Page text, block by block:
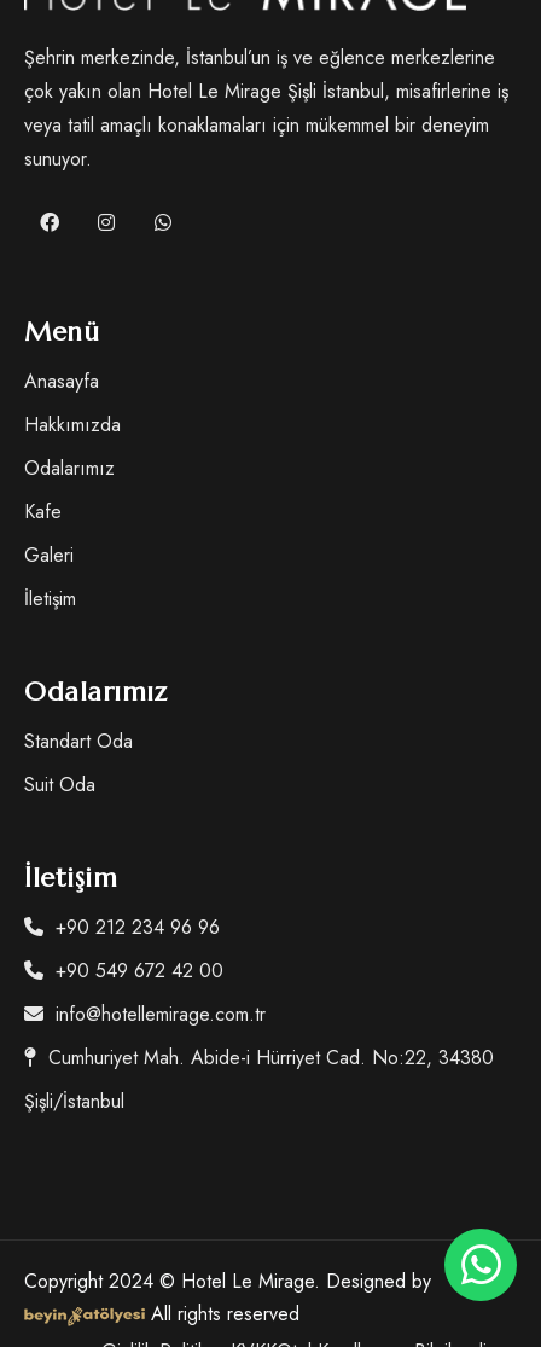
Şehrin merkezinde, İstanbul’un iş ve eğlence merkezlerine
çok yakın olan Hotel Le Mirage Şişli İstanbul, misafirlerine iş
veya tatil amaçlı konaklamaları için mükemmel bir deneyim
sunuyor.
Menü
Anasayfa
Hakkımızda
Odalarımız
Kafe
Galeri
İletişim
Odalarımız
Standart Oda
Suit Oda
İletişim
+90 212 234 96 96
+90 549 672 42 00
info@hotellemirage.com.tr
Cumhuriyet Mah. Abide-i Hürriyet Cad. No:22, 34380
Şişli/İstanbul
Copyright 2024 © Hotel Le Mirage. Designed by
All rights reserved